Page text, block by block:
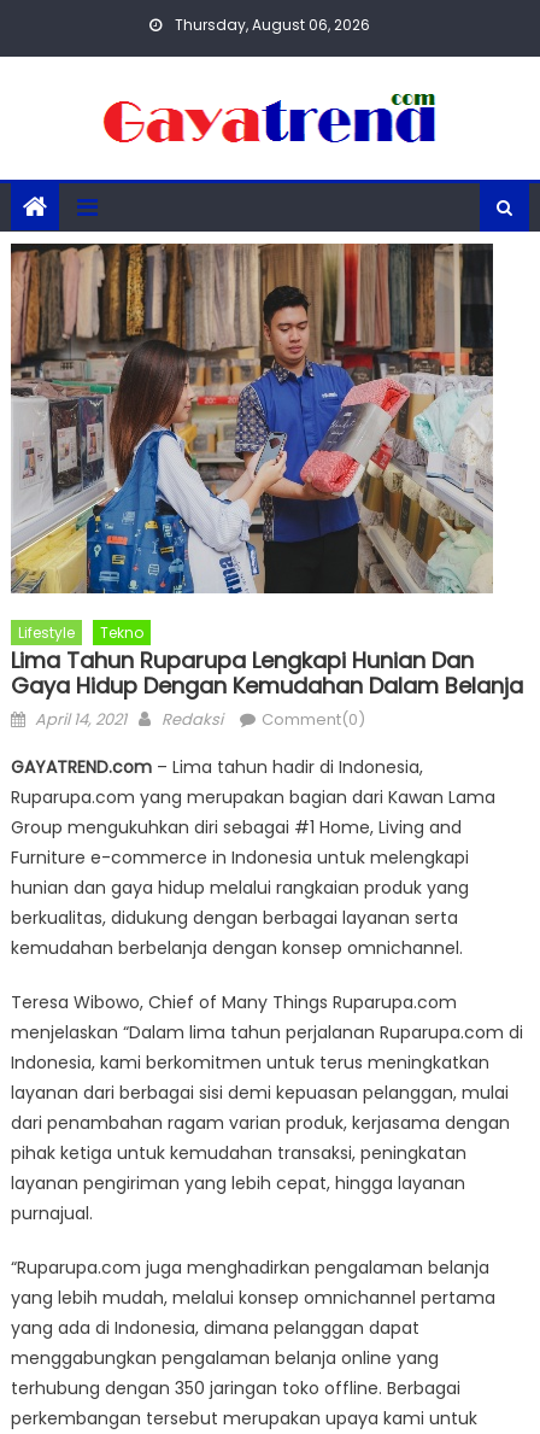
Thursday, August 06, 2026
Lifestyle Tekno
Lima Tahun Ruparupa Lengkapi Hunian Dan
Gaya Hidup Dengan Kemudahan Dalam Belanja
Posted
April 14, 2021 Author
Redaksi Comment(0)
GAYATREND.com– Lima tahun hadir di Indonesia,
Ruparupa.com yang merupakan bagian dari Kawan Lama
Group mengukuhkan diri sebagai #1 Home, Living and
Furniture e-commerce in Indonesia untuk melengkapi
hunian dan gaya hidup melalui rangkaian produk yang
berkualitas, didukung dengan berbagai layanan serta
kemudahan berbelanja dengan konsep omnichannel.
Teresa Wibowo, Chief of Many Things Ruparupa.com
menjelaskan “Dalam lima tahun perjalanan Ruparupa.com di
Indonesia, kami berkomitmen untuk terus meningkatkan
layanan dari berbagai sisi demi kepuasan pelanggan, mulai
dari penambahan ragam varian produk, kerjasama dengan
pihak ketiga untuk kemudahan transaksi, peningkatan
layanan pengiriman yang lebih cepat, hingga layanan
purnajual.
“Ruparupa.com juga menghadirkan pengalaman belanja
yang lebih mudah, melalui konsep omnichannel pertama
yang ada di Indonesia, dimana pelanggan dapat
menggabungkan pengalaman belanja online yang
terhubung dengan 350 jaringan toko offline. Berbagai
perkembangan tersebut merupakan upaya kami untuk